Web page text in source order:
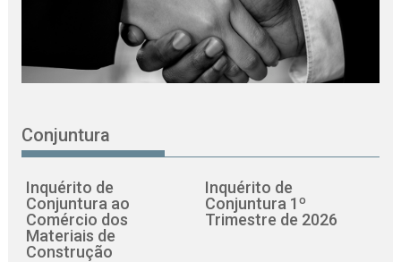
Conjuntura
Inquérito de
Conjuntura ao
Comércio dos
Materiais de
Construção
Inquérito de
Conjuntura 1º
Trimestre de 2026